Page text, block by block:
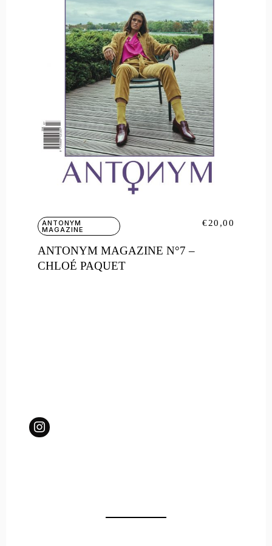
ANTONYM
MAGAZINE
ANTONYM MAGAZINE N°7 –
CHLOÉ PAQUET
€20,00